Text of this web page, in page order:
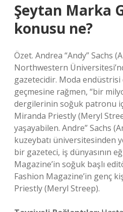
Şeytan Marka
konusu ne?
Özet. Andrea “Andy” Sachs
Northwestern
gazetecidir. Moda
geçmesine rağmen, “bir
dergilerinin soğuk patronu
Miranda Priestly (Meryl
yaşayabilen. Andre” Sachs
kuzeybatı üniversitesinden
bir gazeteci, iş dünyasının
Magazine’in soğuk başlı
Fashion Magazine’in genç
Priestly (Meryl Streep).